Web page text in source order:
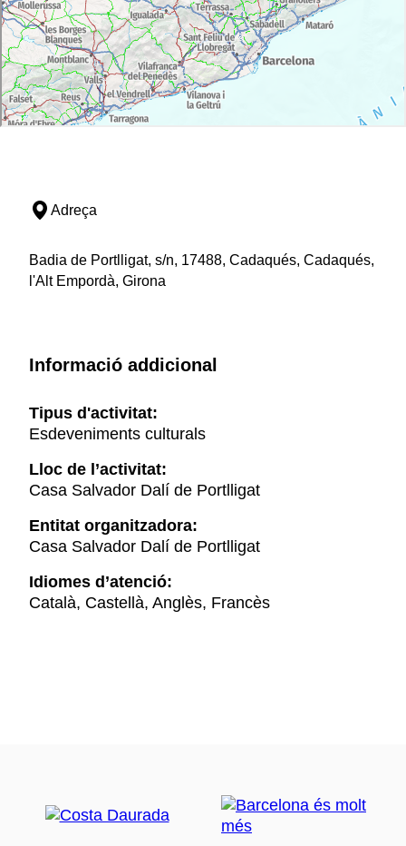
Adreça
Badia de Portlligat, s/n, 17488, Cadaqués, Cadaqués,
l'Alt Empordà, Girona
Informació addicional
Tipus d'activitat:
Esdeveniments culturals
Lloc de l’activitat:
Casa Salvador Dalí de Portlligat
Entitat organitzadora:
Casa Salvador Dalí de Portlligat
Idiomes d’atenció:
Català, Castellà, Anglès, Francès